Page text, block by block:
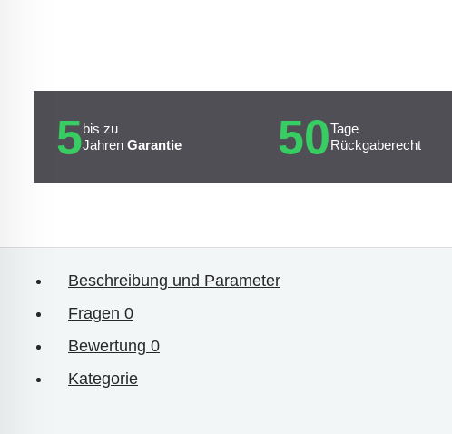
5bis zu
Jahren Garantie 50Tage
Rückgaberecht
Beschreibung und Parameter
Fragen 0
Bewertung 0
Kategorie